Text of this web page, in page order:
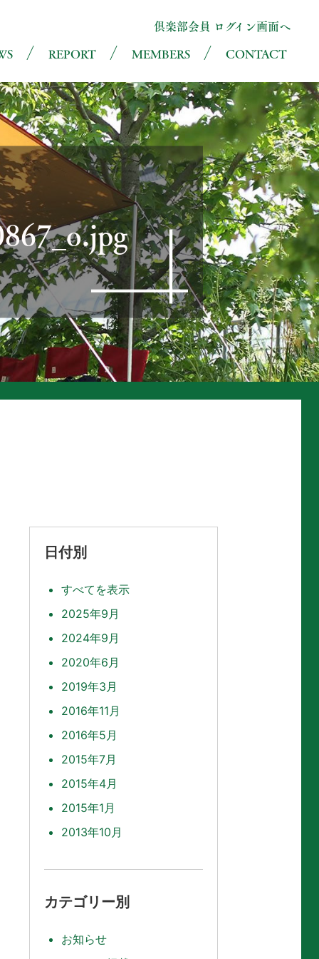
倶楽部会員 ログイン画面へ
REPORT MEMBERS CONTACT
日付別
すべてを表示
2025年9月
2024年9月
2020年6月
2019年3月
2016年11月
2016年5月
2015年7月
2015年4月
2015年1月
2013年10月
カテゴリー別
お知らせ